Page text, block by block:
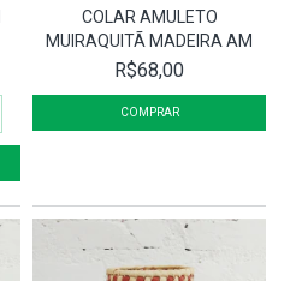
COLAR AMULETO
MUIRAQUITÃ MADEIRA AM
R$68,00